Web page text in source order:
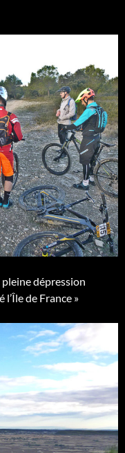
dépression
l’Île de France »